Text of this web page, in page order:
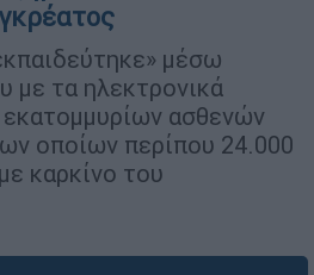
μέσω
με τα ηλεκτρονικά
εκατομμυρίων ασθενών
οποίων περίπου 24.000
καρκίνο του